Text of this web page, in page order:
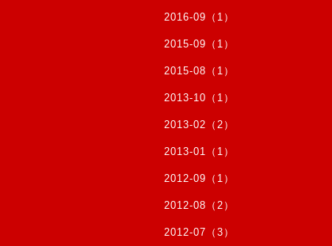
2016-09（1）
2015-09（1）
2015-08（1）
2013-10（1）
2013-02（2）
2013-01（1）
2012-09（1）
2012-08（2）
2012-07（3）